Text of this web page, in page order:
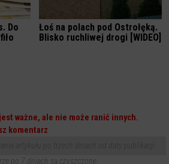
Do
Łoś na polach pod Ostrołęką.
Blisko ruchliwej drogi [WIDEO]
ważne, ale nie może ranić innych.
komentarz
po 7 dniach są czyszczone.